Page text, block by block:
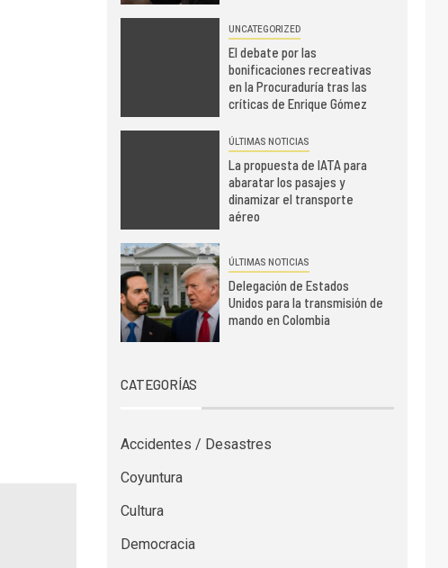
UNCATEGORIZED
El debate por las
bonificaciones recreativas
en la Procuraduría tras las
críticas de Enrique Gómez
ÚLTIMAS NOTICIAS
La propuesta de IATA para
abaratar los pasajes y
dinamizar el transporte
aéreo
ÚLTIMAS NOTICIAS
Delegación de Estados
Unidos para la transmisión de
mando en Colombia
CATEGORÍAS
Accidentes / Desastres
Coyuntura
Cultura
Democracia